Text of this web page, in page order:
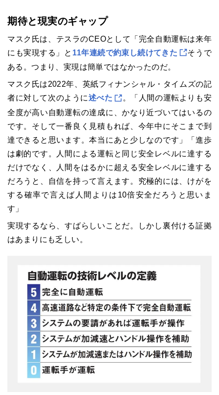
期待と現実のギャップ
マスク氏は、テスラのCEOとして「完全自動運転は来年
にも実現する」と 11年連続で約束し続けてきた
そうで
ある。つまり、実現は簡単ではなかったのだ。
マスク氏は2022年、英紙フィナンシャル・タイムズの記
者に対して次のように述べた
。「人間の運転よりも安
全度が高い自動運転の達成に、かなり近づいてはいるの
です。そして一番良く見積もれば、今年中にそこまで到
達できると思います。本当にあと少しなのです」「進歩
は劇的です。人間による運転と同じ安全レベルに達する
だけでなく、人間をはるかに超える安全レベルに達する
だろうと、自信を持って言えます。究極的には、けがを
する確率で言えば人間よりは10倍安全だろうと思いま
す」
実現するなら、すばらしいことだ。しかし裏付ける証拠
はあまりにも乏しい。